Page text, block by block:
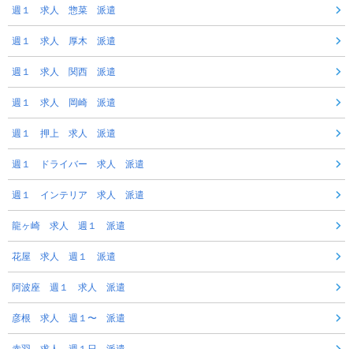
週１ 求人 惣菜 派遣
週１ 求人 厚木 派遣
週１ 求人 関西 派遣
週１ 求人 岡崎 派遣
週１ 押上 求人 派遣
週１ ドライバー 求人 派遣
週１ インテリア 求人 派遣
龍ヶ崎 求人 週１ 派遣
花屋 求人 週１ 派遣
阿波座 週１ 求人 派遣
彦根 求人 週１〜 派遣